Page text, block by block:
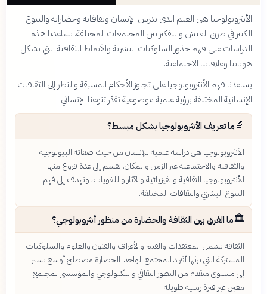
الأنثروبولوجيا هي العلم الذي يدرس الإنسان وثقافاته وحضاراته والتنوع
الكبير في طرق العيش والتفكير بين المجتمعات المختلفة. تساعدنا هذه
الدراسات على فهم جذور السلوكيات البشرية والأنماط الثقافية التي تشكل
هوياتنا وعلاقاتنا الاجتماعية.
يساعدنا فهم الأنثروبولوجيا على تجاوز الأحكام المسبقة والنظر إلى الثقافات
الإنسانية المختلفة برؤية علمية موضوعية تقدّر تنوعنا الإنساني.
🔬ما تعريف الأنثروبولوجيا بشكل مبسط؟
الأنثروبولوجيا هي دراسة علمية للإنسان من حيث صفاته البيولوجية
والثقافية والاجتماعية عبر الزمن والمكان. تقسم إلى عدة فروع منها
الأنثروبولوجيا الثقافية والفيزيائية والآثار واللغويات، وتهدف إلى فهم
التنوع البشري والثقافات المختلفة.
🏛️ما الفرق بين الثقافة والحضارة من منظور أنثروبولوجي؟
الثقافة تشمل المعتقدات والقيم والأعراف والفنون والعلوم والسلوكيات
المشتركة التي يرثها أفراد المجتمع الواحد. الحضارة مصطلح أوسع يشير
إلى مستوى متقدم من التطور الثقافي والتكنولوجي والمؤسسي لمجتمع
معين عبر فترة زمنية طويلة.